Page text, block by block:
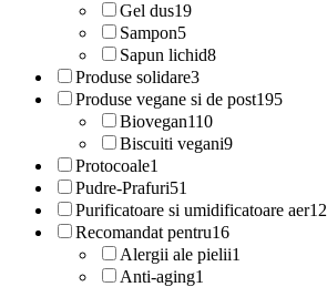
Gel dus19
Sampon5
Sapun lichid8
Produse solidare3
Produse vegane si de post195
Biovegan110
Biscuiti vegani9
Protocoale1
Pudre-Prafuri51
Purificatoare si umidificatoare aer12
Recomandat pentru16
Alergii ale pielii1
Anti-aging1